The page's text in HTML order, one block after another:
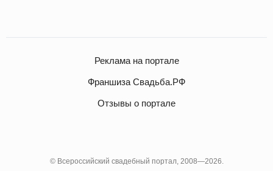
Реклама на портале
Франшиза Свадьба.РФ
Отзывы о портале
© Всероссийский свадебный портал, 2008—2026.